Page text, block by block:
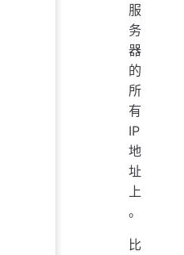
服
务
器
的
所
有
IP
地
址
上
。
比